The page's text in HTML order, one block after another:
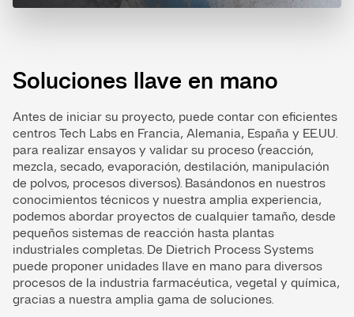
Soluciones llave en mano
Antes de iniciar su proyecto, puede contar con eficientes
centros Tech Labs en Francia, Alemania, España y EE.UU.
para realizar ensayos y validar su proceso (reacción,
mezcla, secado, evaporación, destilación, manipulación
de polvos, procesos diversos). Basándonos en nuestros
conocimientos técnicos y nuestra amplia experiencia,
podemos abordar proyectos de cualquier tamaño, desde
pequeños sistemas de reacción hasta plantas
industriales completas. De Dietrich Process Systems
puede proponer unidades llave en mano para diversos
procesos de la industria farmacéutica, vegetal y química,
gracias a nuestra amplia gama de soluciones.